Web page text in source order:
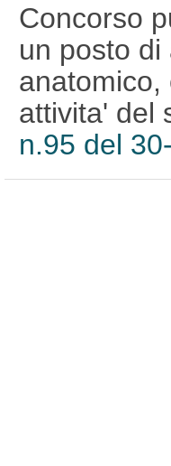
Concorso
un posto
anatomico,
attivita' del
n.95 del